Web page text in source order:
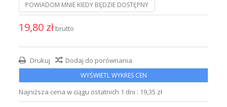
POWIADOM MNIE KIEDY BĘDZIE DOSTĘPNY
19,80 zł brutto
Drukuj Dodaj do porównania
WYŚWIETL WYKRES CEN
Najniższa cena w ciągu ostatnich 1 dni : 19,35 zł